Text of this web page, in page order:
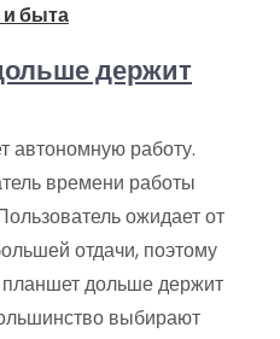
быта
держит
автономную работу.
времени работы
ожидает от
отдачи, поэтому
планшет дольше держит
выбирают